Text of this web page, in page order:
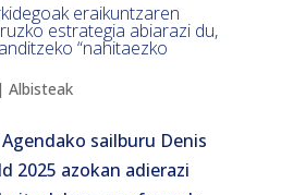
eraikuntzaren
estrategia abiarazi du,
“nahitaezko
| Albisteak
sailburu Denis
2025 azokan adierazi